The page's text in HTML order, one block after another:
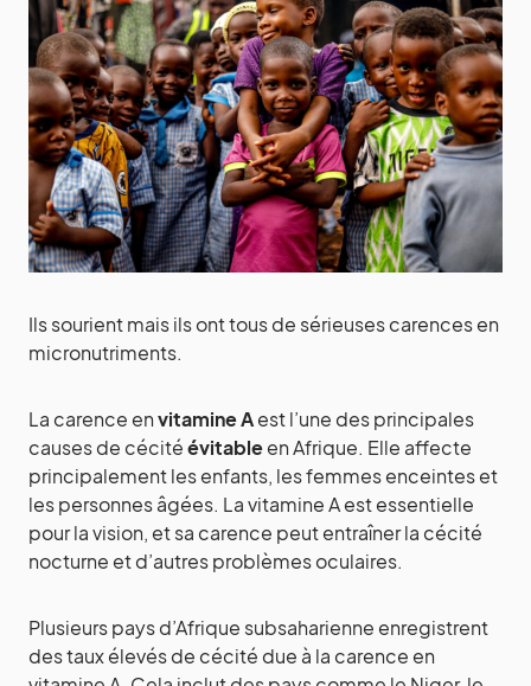
Ils sourient mais ils ont tous de sérieuses carences en
micronutriments.
La carence envitamine Aest l’une des principales
causes de cécitéévitableen Afrique. Elle affecte
principalement les enfants, les femmes enceintes et
les personnes âgées. La vitamine A est essentielle
pour la vision, et sa carence peut entraîner la cécité
nocturne et d’autres problèmes oculaires.
Plusieurs pays d’Afrique subsaharienne enregistrent
des taux élevés de cécité due à la carence en